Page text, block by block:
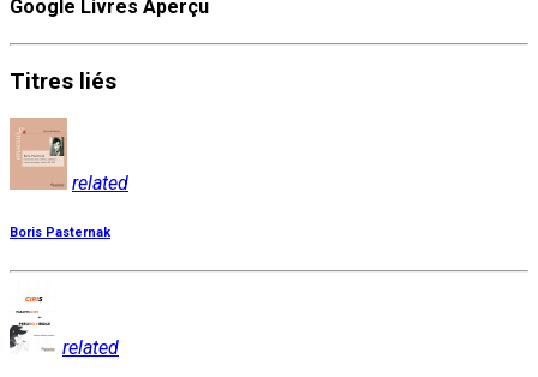
Google Livres Aperçu
Titres liés
related
Boris Pasternak
related